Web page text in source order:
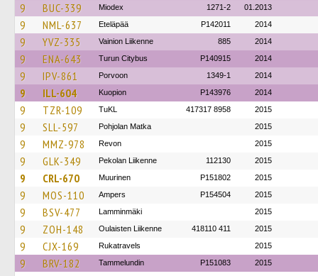
9 BUC-339 Miodex 1271-2 01.2013
9 NML-637 Eteläpää P142011 2014
9 YVZ-335 Vainion Liikenne 885 2014
9 ENA-643 Turun Citybus P140915 2014
9 IPV-861 Porvoon 1349-1 2014
9 ILL-604 Kuopion P143976 2014
9 TZR-109 TuKL 417317 8958 2015
9 SLL-597 Pohjolan Matka 2015
9 MMZ-978 Revon 2015
9 GLK-349 Pekolan Liikenne 112130 2015
9 CRL-670 Muurinen P151802 2015
9 MOS-110 Ampers P154504 2015
9 BSV-477 Lamminmäki 2015
9 ZOH-148 Oulaisten Liikenne 418110 411 2015
9 CJX-169 Rukatravels 2015
9 BRV-182 Tammelundin P151083 2015